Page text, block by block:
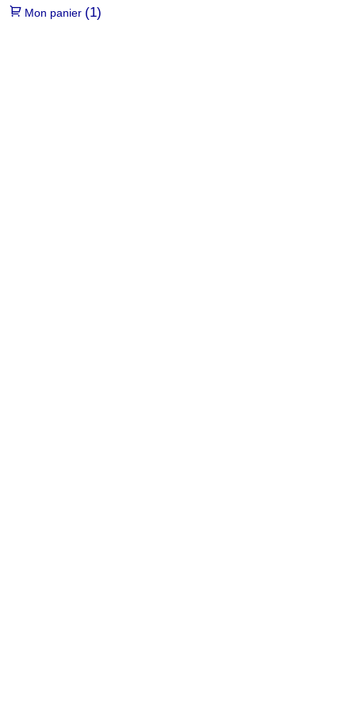
Mon panier (1)